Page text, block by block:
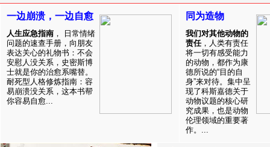
一边崩溃，一边自愈
人生应急指南 ， 日常情绪
问题的速查手册，向朋友
表达关心的礼物书：不会
安慰人没关系，史密斯博
士就是你的治愈系嘴替。
耐死型人格修炼指南：容
易崩溃没关系，这本书帮
你容易自愈...
同为造物
我们对其他动物的
责任，人类有责任
将一切有感受能力
的动物，都作为康
德所说的“目的自
身”来对待。集中呈
现了科斯嘉德关于
动物议题的核心研
究成果，也是动物
伦理领域的重要著
作。...